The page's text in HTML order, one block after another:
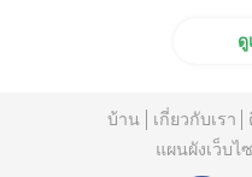
ดู
บ้าน เกี่ยวกับเรา
แผนผังเว็บไ